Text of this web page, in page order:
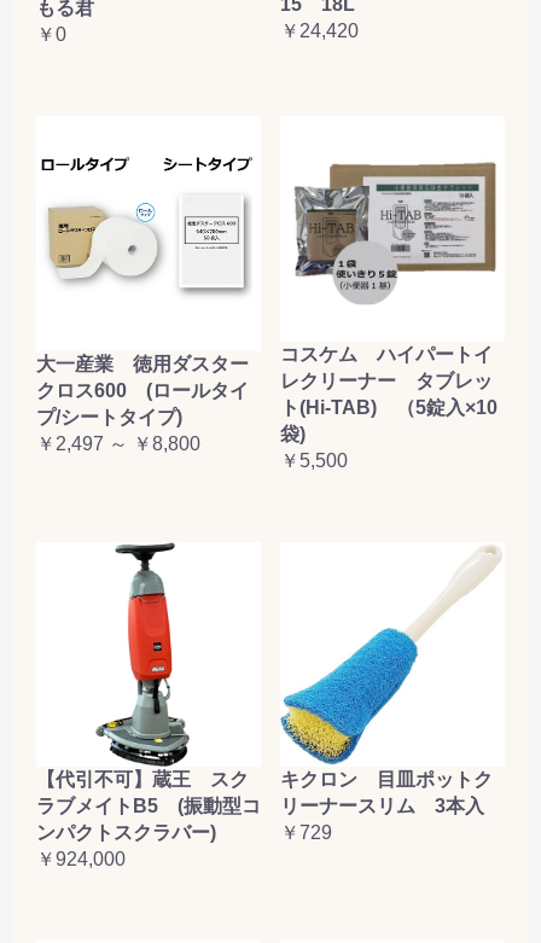
もる君
￥0
￥24,420
大一産業 徳用ダスター
クロス600 (ロールタイ
プ/シートタイプ)
￥2,497 ～ ￥8,800
コスケム ハイパートイ
レクリーナー タブレッ
ト(Hi-TAB) （5錠入×10
袋)
￥5,500
【代引不可】蔵王 スク
ラブメイトB5 (振動型コ
ンパクトスクラバー)
￥924,000
キクロン 目皿ポットク
リーナースリム 3本入
￥729